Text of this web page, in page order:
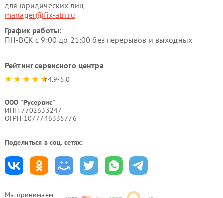
Мы принимаем
для юридических лиц
manager@fix-atn.ru
График работы:
ПН-ВСК с 9:00 до 21:00 без перерывов и выходных
Рейтинг сервисного центра
4.9-5.0
ООО "Русервис"
ИНН 7702633247
ОГРН 1077746335776
Поделиться в соц. сетях: